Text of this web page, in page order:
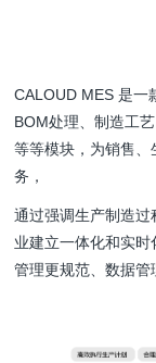
CALOUD MES 是一
BOM处理、制造工
等等模块，为销售
务，
通过强调生产制造
业建立一体化和实
管理更规范、数据管